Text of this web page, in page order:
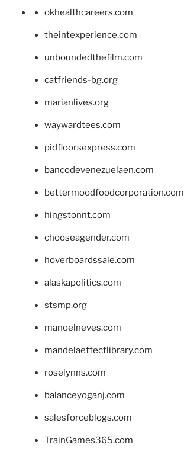
okhealthcareers.com
theintexperience.com
unboundedthefilm.com
catfriends-bg.org
marianlives.org
waywardtees.com
pidfloorsexpress.com
bancodevenezuelaen.com
bettermoodfoodcorporation.com
hingstonnt.com
chooseagender.com
hoverboardssale.com
alaskapolitics.com
stsmp.org
manoelneves.com
mandelaeffectlibrary.com
roselynns.com
balanceyoganj.com
salesforceblogs.com
TrainGames365.com